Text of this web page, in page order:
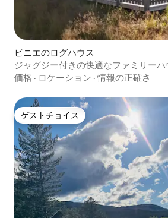
ビニエのログハウス
ジャグジー付きの快適なファミリーハ
含まれています。
価格 · ロケーション ·情報の正確さ
ゲストチョイス
ゲストチョイス